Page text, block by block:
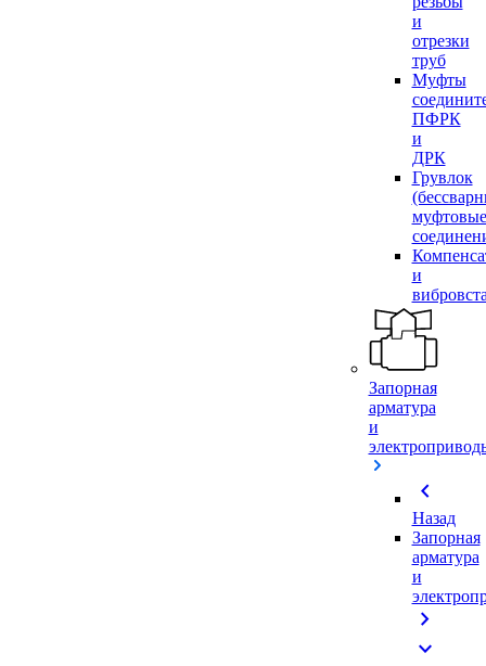
и
отрезки
труб
Муфты
ПФРК
и
ДРК
Грувлок
муфтовые
и
Запорная
арматура
и
chevron_left
Назад
Запорная
арматура
и
chevron_right
expand_more